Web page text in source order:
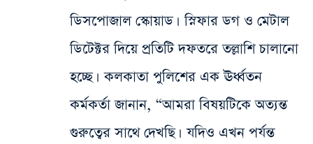
ডিসপোজাল স্কোয়াড। স্নিফার ডগ ও মেটাল
ডিটেক্টর দিয়ে প্রতিটি দফতরে তল্লাশি চালানো
হচ্ছে। কলকাতা পুলিশের এক ঊর্ধ্বতন
কর্মকর্তা জানান, “আমরা বিষয়টিকে অত্যন্ত
গুরুত্বের সাথে দেখছি। যদিও এখন পর্যন্ত